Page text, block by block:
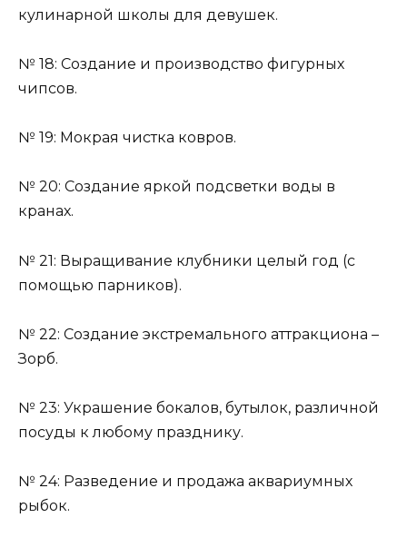
кулинарной школы для девушек.
№ 18: Создание и производство фигурных
чипсов.
№ 19: Мокрая чистка ковров.
№ 20: Создание яркой подсветки воды в
кранах.
№ 21: Выращивание клубники целый год (с
помощью парников).
№ 22: Создание экстремального аттракциона –
Зорб.
№ 23: Украшение бокалов, бутылок, различной
посуды к любому празднику.
№ 24: Разведение и продажа аквариумных
рыбок.